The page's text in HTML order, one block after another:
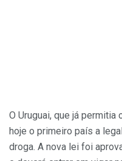
O Uruguai, que já permitia
hoje o primeiro país a
droga. A nova lei foi